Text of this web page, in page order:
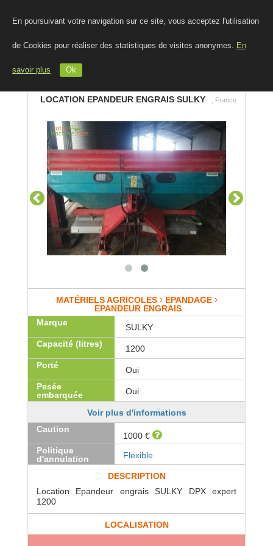
En poursuivant votre navigation sur ce site, vous acceptez l'utilisation
de Cookies pour réaliser des statistiques de visites anonymes. En
savoir plus Ok
LOCATION EPANDEUR ENGRAIS SULKY , France
MATÉRIELS AGRICOLES EPANDAGE
EPANDEUR ENGRAIS
Marque
SULKY
Capacité (litres)
1200
Porté
Oui
Pesée
embarquée
Oui
Voir plus d'informations
Caution
1000 €
Politique
d'annulation
Flexible
DESCRIPTION
Location Epandeur engrais SULKY DPX expert
1200
LOCALISATION